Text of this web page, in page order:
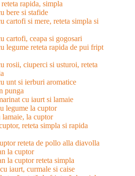
rapida, simpla
bere si stafide
cartofi si mere, reteta simpla si
cartofi, ceapa si gogosari
legume reteta rapida de pui fript
rosii, ciuperci si usturoi, reteta
unt si ierburi aromatice
punga
cu iaurt si lamaie
legume la cuptor
la cuptor
reteta simpla si rapida
reteta de pollo alla diavolla
la cuptor
la cuptor reteta simpla
iaurt, curmale si caise